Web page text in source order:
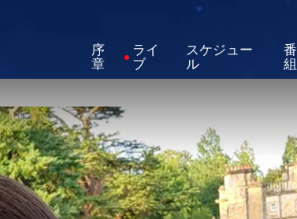
序
章
ライ
ブ
スケジュー
ル
番
組